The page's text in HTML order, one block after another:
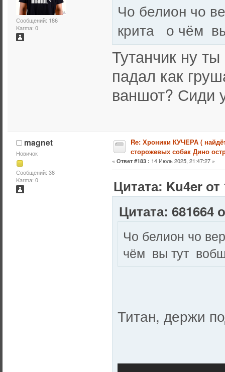
Сообщений: 186
Karma: 0
Чо белион чо
крита о чём
Тутанчик ну
падал как
ваншот? Сиди
magnet
Новичок
Сообщений: 38
Karma: 0
Re: Хроники КУЧЕРА (
сторожевых собак Дино
« Ответ #183 : 14 Июль 2025, 21:47:27 »
Цитата: Ku4er
Цитата: 681664
Чо белион чо
чём вы тут
Титан, держи